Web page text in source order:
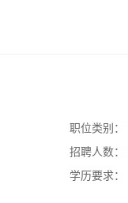
职位类别：
招聘人数：
学历要求：